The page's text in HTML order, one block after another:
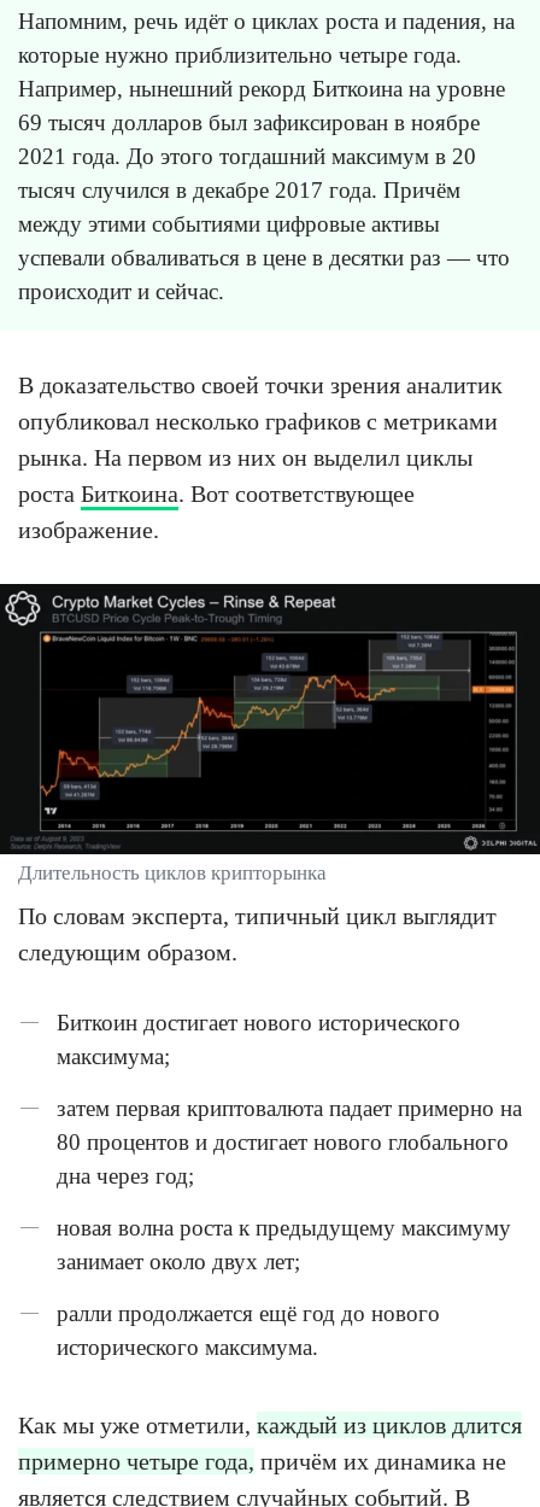
Напомним, речь идёт о циклах роста и падения, на
которые нужно приблизительно четыре года.
Например, нынешний рекорд Биткоина на уровне
69 тысяч долларов был зафиксирован в ноябре
2021 года. До этого тогдашний максимум в 20
тысяч случился в декабре 2017 года. Причём
между этими событиями цифровые активы
успевали обваливаться в цене в десятки раз — что
происходит и сейчас.
В доказательство своей точки зрения аналитик
опубликовал несколько графиков с метриками
рынка. На первом из них он выделил циклы
роста Биткоина. Вот соответствующее
изображение.
Длительность циклов крипторынка
По словам эксперта, типичный цикл выглядит
следующим образом.
Биткоин достигает нового исторического
максимума;
затем первая криптовалюта падает примерно на
80 процентов и достигает нового глобального
дна через год;
новая волна роста к предыдущему максимуму
занимает около двух лет;
ралли продолжается ещё год до нового
исторического максимума.
Как мы уже отметили, каждый из циклов длится
примерно четыре года, причём их динамика не
является следствием случайных событий. В